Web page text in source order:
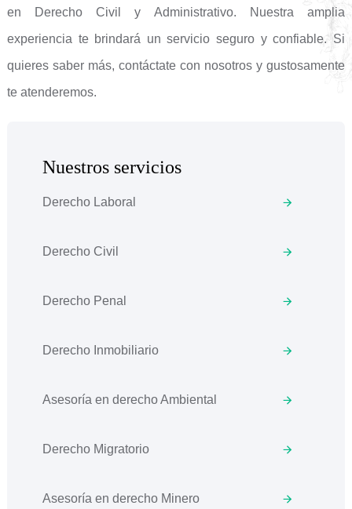
en Derecho Civil y Administrativo. Nuestra amplia
experiencia te brindará un servicio seguro y confiable. Si
quieres saber más, contáctate con nosotros y gustosamente
te atenderemos.
Nuestros servicios
Derecho Laboral
Derecho Civil
Derecho Penal
Derecho Inmobiliario
Asesoría en derecho Ambiental
Derecho Migratorio
Asesoría en derecho Minero